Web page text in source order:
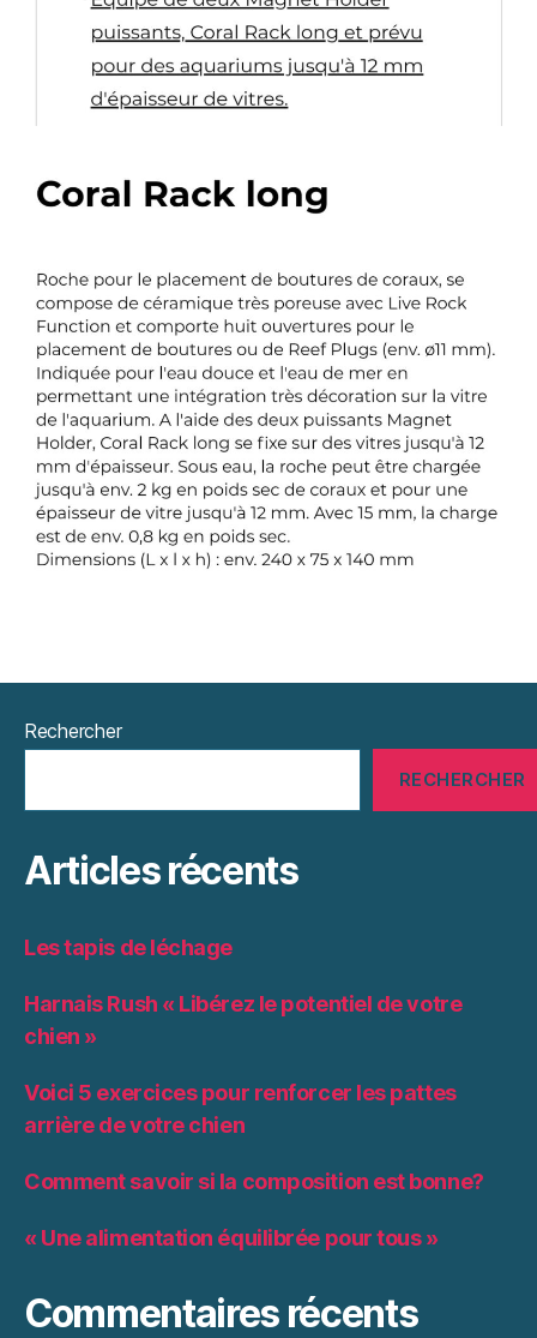
Rechercher
RECHERCHER
Articles récents
Les tapis de léchage
Harnais Rush « Libérez le potentiel de votre
chien »
Voici 5 exercices pour renforcer les pattes
arrière de votre chien
Comment savoir si la composition est bonne?
« Une alimentation équilibrée pour tous »
Commentaires récents